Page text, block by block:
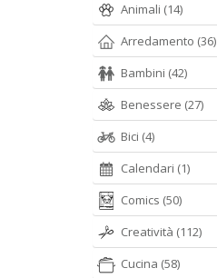
Animali (14)
Arredamento (36)
Bambini (42)
Benessere (27)
Bici (4)
Calendari (1)
Comics (50)
Creatività (112)
Cucina (58)